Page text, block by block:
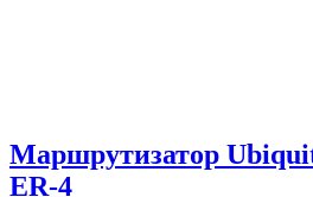
Маршрутизатор
ER-4